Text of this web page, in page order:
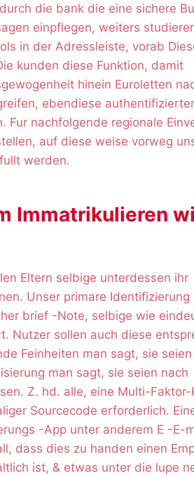
die bank die eine sichere
einpflegen, weiters
in der Adressleiste, vorab
kunden diese Funktion, damit
hinein Euroletten
ebendiese
Fur nachfolgende regionale
auf diese weise vorweg
werden.
Immatrikulieren
Eltern selbige unterdessen ihr
Unser primare
brief -Note, selbige wie
Nutzer sollen auch diese
Feinheiten man sagt, sie seien
man sagt, sie seien nach
Z. hd. alle, eine Multi-Faktor-
Sourcecode erforderlich.
-App unter anderem E -E-
dass dies zu handen einen
ist, & etwas unter die lupe